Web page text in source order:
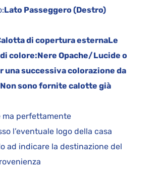
Lato Passeggero (Destro)
di copertura esternaLe
colore:Nere Opache/Lucide o
una successiva colorazione da
Non sono fornite calotte già
ma perfettamente
l’eventuale logo della casa
ad indicare la destinazione del